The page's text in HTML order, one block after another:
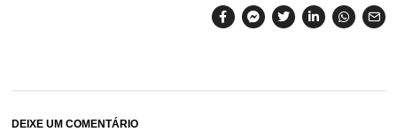
DEIXE UM COMENTÁRIO